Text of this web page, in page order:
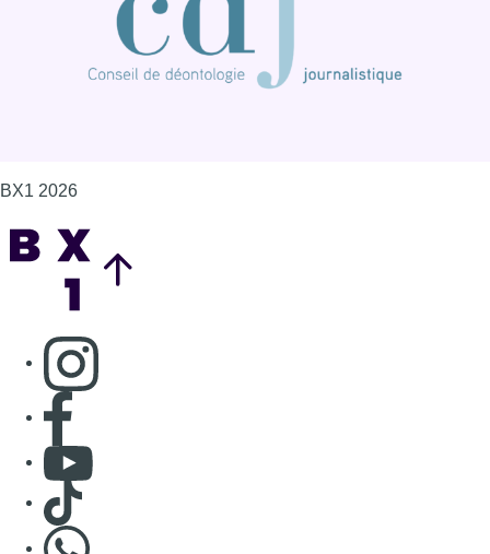
Consulter page Instagram
S'abonner à notre newsletter
Connaître BX1
Publicité
Offres d'emploi
Contact
Mentions légales
Politique de cookies (UE)
Gérer les cookies